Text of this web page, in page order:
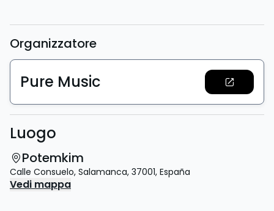
Organizzatore
Pure Music
Luogo
Potemkim
Calle Consuelo, Salamanca, 37001, España
Vedi mappa